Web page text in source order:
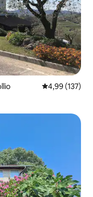
Évaluation
4,99 (137)